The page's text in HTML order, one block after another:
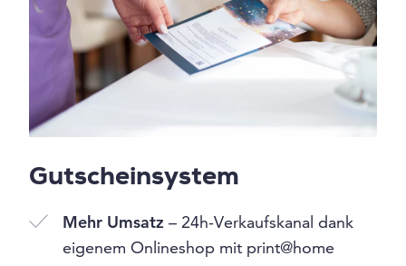
Gutscheinsystem
Mehr Umsatz – 24h-Verkaufskanal dank
eigenem Onlineshop mit print@home